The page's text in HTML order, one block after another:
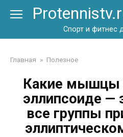
Спорт и фитнес
Главная » Полезное
Какие мышцы
эллипсоиде —
все группы